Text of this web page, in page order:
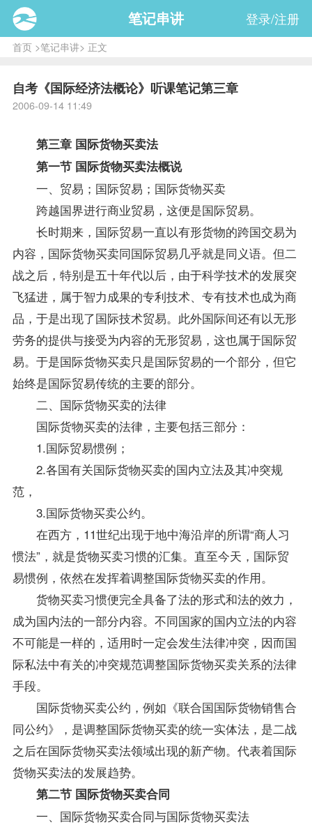
笔记串讲 登录/注册
首页>笔记串讲> 正文
自考《国际经济法概论》听课笔记第三章
2006-09-14 11:49
第三章 国际货物买卖法
第一节 国际货物买卖法概说
一、贸易； 国际贸易 ；国际货物买卖
跨越国界进行商业贸易，这便是国际贸易。
长时期来，国际贸易一直以有形货物的跨国交易为
内容，国际货物买卖同国际贸易几乎就是同义语。但二
战之后，特别是五十年代以后，由于科学技术的发展突
飞猛进，属于智力成果的专利技术、专有技术也成为商
品，于是出现了国际技术贸易。此外国际间还有以无形
劳务的提供与接受为内容的无形贸易，这也属于国际贸
易。于是国际货物买卖只是国际贸易的一个部分，但它
始终是国际贸易传统的主要的部分。
二、国际货物买卖的法律
国际货物买卖的法律，主要包括三部分：
1.国际贸易惯例；
2.各国有关国际货物买卖的国内立法及其冲突规
范，
3.国际货物买卖公约。
在西方，11世纪出现于地中海沿岸的所谓“商人习
惯法”，就是货物买卖习惯的汇集。直至今天，国际贸
易惯例，依然在发挥着调整国际货物买卖的作用。
货物买卖习惯便完全具备了法的形式和法的效力，
成为国内法的一部分内容。不同国家的国内立法的内容
不可能是一样的，适用时一定会发生法律冲突，因而国
际私法中有关的冲突规范调整国际货物买卖关系的法律
手段。
国际货物买卖公约，例如《联合国国际货物销售合
同公约》，是调整国际货物买卖的统一实体法，是二战
之后在国际货物买卖法领域出现的新产物。代表着国际
货物买卖法的发展趋势。
第二节 国际货物买卖合同
一、国际货物买卖合同与国际货物买卖法